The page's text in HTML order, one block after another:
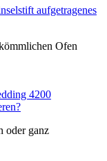
aufgetragenes
Ofen
4200
oder ganz